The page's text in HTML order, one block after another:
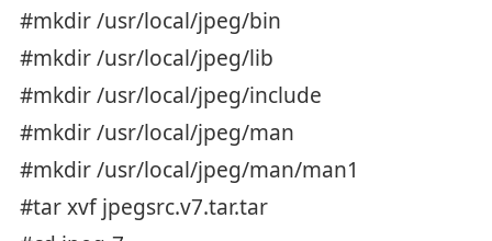
#mkdir /usr/local/jpeg/bin
#mkdir /usr/local/jpeg/lib
#mkdir /usr/local/jpeg/include
#mkdir /usr/local/jpeg/man
#mkdir /usr/local/jpeg/man/man1
#tar xvf jpegsrc.v7.tar.tar